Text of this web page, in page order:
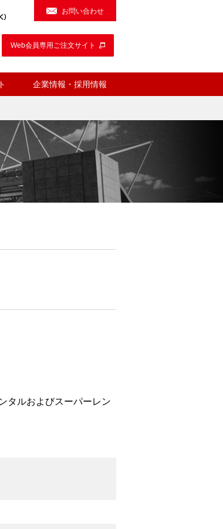
お問い合わせ
Web会員専用ご注文サイト
企業情報・採用情報
タルおよびスーパーレン